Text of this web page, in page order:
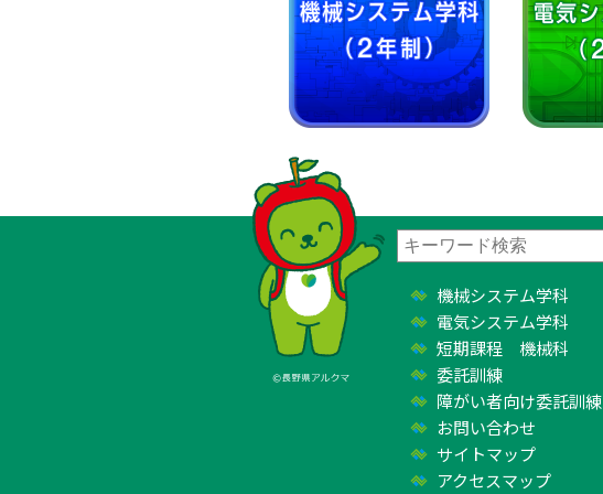
機械システム学科
電気システム学科
短期課程 機械科
委託訓練
障がい者向け委託訓練
お問い合わせ
サイトマップ
アクセスマップ